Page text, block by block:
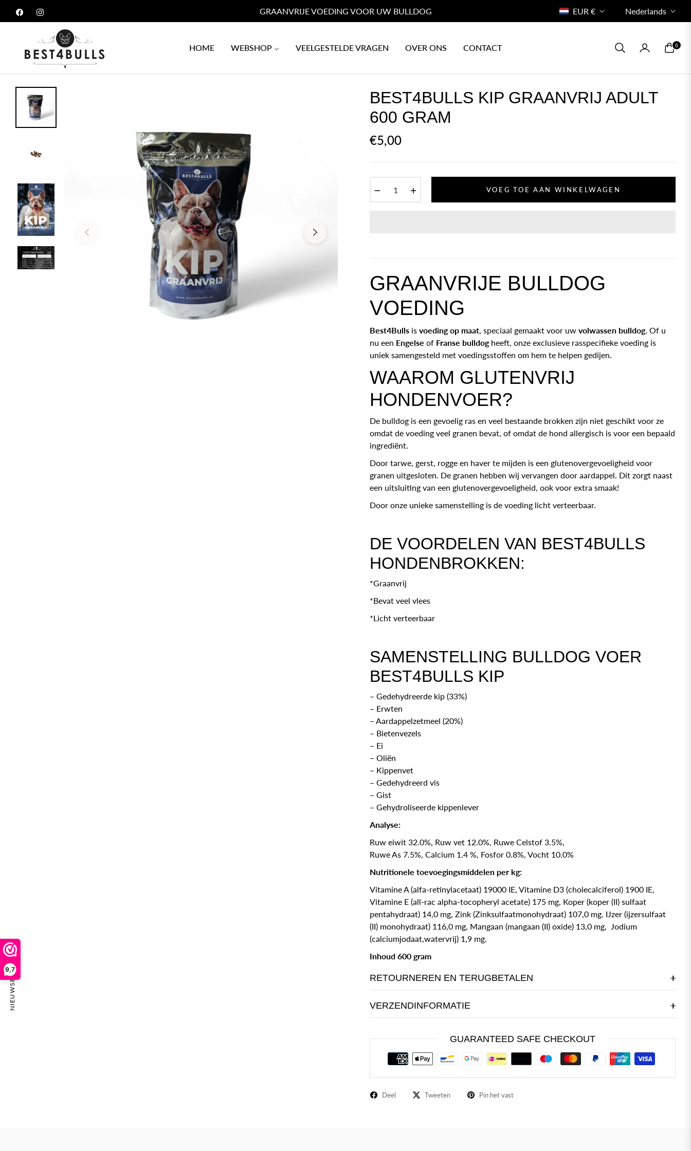
9,7
GRAANVRIJE VOEDING VOOR UW BULLDOG EUR € Nederlands
HOME WEBSHOP VEELGESTELDE VRAGEN OVER ONS CONTACT 0
NIEUWSBRIEF
BEST4BULLS KIP GRAANVRIJ ADULT
600 GRAM
Normale
€5,00
VOEG TOE AAN WINKELWAGEN
GRAANVRIJE BULLDOG
VOEDING
Best4Bulls is voeding op maat, speciaal gemaakt voor uw volwassen bulldog. Of u
nu een Engelse of Franse bulldog heeft, onze exclusieve rasspecifieke voeding is
uniek samengesteld met voedingsstoffen om hem te helpen gedijen.
WAAROM GLUTENVRIJ
HONDENVOER?
De bulldog is een gevoelig ras en veel bestaande brokken zijn niet geschikt voor ze
omdat de voeding veel granen bevat, of omdat de hond allergisch is voor een bepaald
ingrediënt.
Door tarwe, gerst, rogge en haver te mijden is een glutenovergevoeligheid voor
granen uitgesloten. De granen hebben wij vervangen door aardappel. Dit zorgt naast
een uitsluiting van een glutenovergevoeligheid, ook voor extra smaak!
Door onze unieke samenstelling is de voeding licht verteerbaar.
DE VOORDELEN VAN BEST4BULLS
HONDENBROKKEN:
*Graanvrij
*Bevat veel vlees
*Licht verteerbaar
SAMENSTELLING BULLDOG VOER
BEST4BULLS KIP
– Gedehydreerde kip (33%)
– Erwten
– Aardappelzetmeel (20%)
– Bietenvezels
– Ei
– Oliën
– Kippenvet
– Gedehydreerd vis
– Gist
– Gehydroliseerde kippenlever
Analyse:
Ruw eiwit 32.0%, Ruw vet 12.0%, Ruwe Celstof 3.5%,
Ruwe As 7.5%, Calcium 1.4 %, Fosfor 0.8%, Vocht 10.0%
Nutritionele toevoegingsmiddelen per kg:
Vitamine A (alfa-retinylacetaat) 19000 IE, Vitamine D3 (cholecalciferol) 1900 IE,
Vitamine E (all-rac alpha-tocopheryl acetate) 175 mg, Koper (koper (II) sulfaat
pentahydraat) 14,0 mg, Zink (Zinksulfaatmonohydraat) 107,0 mg. IJzer (ijzersulfaat
(II) monohydraat) 116,0 mg, Mangaan (mangaan (II) oxide) 13,0 mg, Jodium
(calciumjodaat,watervrij) 1,9 mg.
Inhoud 600 gram
RETOURNEREN EN TERUGBETALEN
VERZENDINFORMATIE
GUARANTEED SAFE CHECKOUT
Deel Tweeten Pin het vast